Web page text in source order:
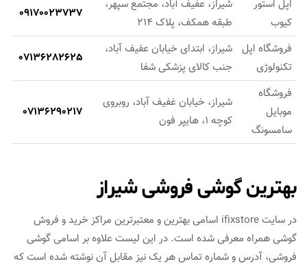
اپل استور
کیوب
شیراز، عفیف آباد، مجتمع سپهر،
طبقه همکف، پلاک 214
09170023737
فروشگاه اپل
تکنولوژی
شیراز، ابتدای خیابان عفیف آباد،
جنب کالای پزشکی شفا
07136282625
فروشگاه
موبایل
سامسونگ
شیراز، خیابان غفیف آباد، روبروی
کوچه 1، هایپر فون
07136290217
بهترین گوشی فروشی شیراز
در سایت ifixstore اسامی بهترین و معتبرترین مراکز خرید و فروش
گوشی همراه معرفی شده است. در این لیست علاوه بر اسامی گوشی
فروشی، آدرس و شماره تماس هر یک نیز مقابل آن نوشته شده است که